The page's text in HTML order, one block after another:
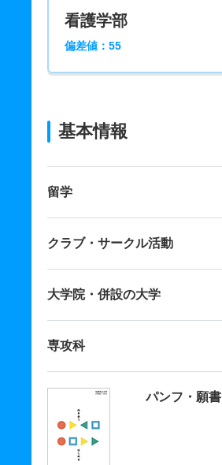
看護学部
偏差値：55
基本情報
留学
クラブ・サークル活動
大学院・併設の大学
専攻科
パンフ・願書